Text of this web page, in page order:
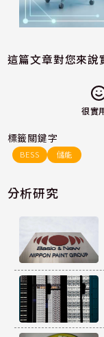
這篇文章對您來說
很實
標籤關鍵字
BESS 儲能
分析研究